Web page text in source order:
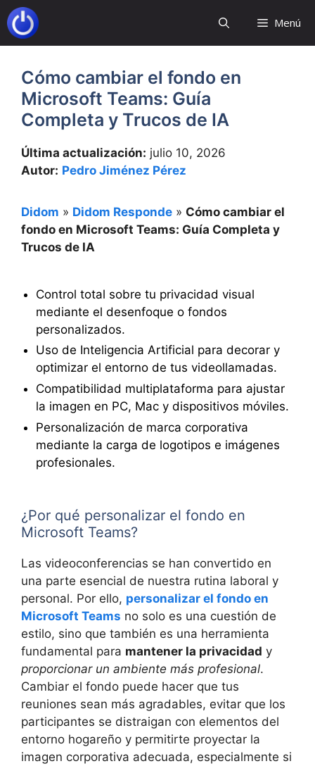
Saltar
al
contenido
Menú
Cómo cambiar el fondo en
Microsoft Teams: Guía
Completa y Trucos de IA
Última actualización: julio 10, 2026
Autor: Pedro Jiménez Pérez
Didom » Didom Responde » Cómo cambiar el
fondo en Microsoft Teams: Guía Completa y
Trucos de IA
Control total sobre tu privacidad visual
mediante el desenfoque o fondos
personalizados.
Uso de Inteligencia Artificial para decorar y
optimizar el entorno de tus videollamadas.
Compatibilidad multiplataforma para ajustar
la imagen en PC, Mac y dispositivos móviles.
Personalización de marca corporativa
mediante la carga de logotipos e imágenes
profesionales.
¿Por qué personalizar el fondo en
Microsoft Teams?
Las videoconferencias se han convertido en
una parte esencial de nuestra rutina laboral y
personal. Por ello, personalizar el fondo en
Microsoft Teams no solo es una cuestión de
estilo, sino que también es una herramienta
fundamental para mantener la privacidad y
proporcionar un ambiente más profesional.
Cambiar el fondo puede hacer que tus
reuniones sean más agradables, evitar que los
participantes se distraigan con elementos del
entorno hogareño y permitirte proyectar la
imagen corporativa adecuada, especialmente si